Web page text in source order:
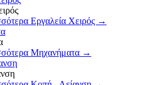
Εργαλεία Χειρός →
Μηχανήματα →